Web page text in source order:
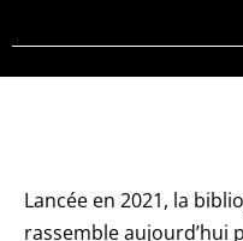
Lancée en 2021, la
rassemble aujourd’hui